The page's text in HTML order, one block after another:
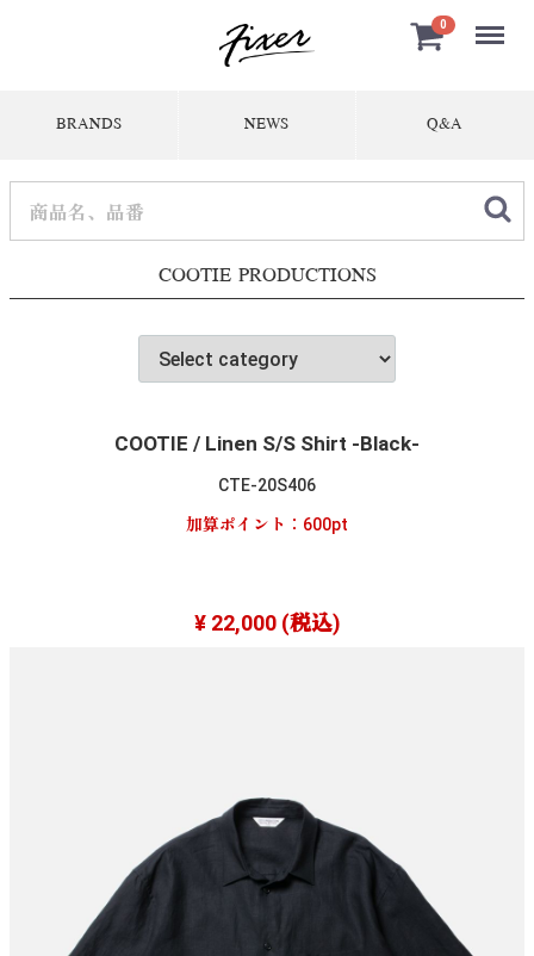
0 Menu
BRANDS NEWS Q&A
COOTIE PRODUCTIONS
COOTIE / Linen S/S Shirt -Black-
CTE-20S406
加算ポイント： 600pt
¥ 22,000(税込)